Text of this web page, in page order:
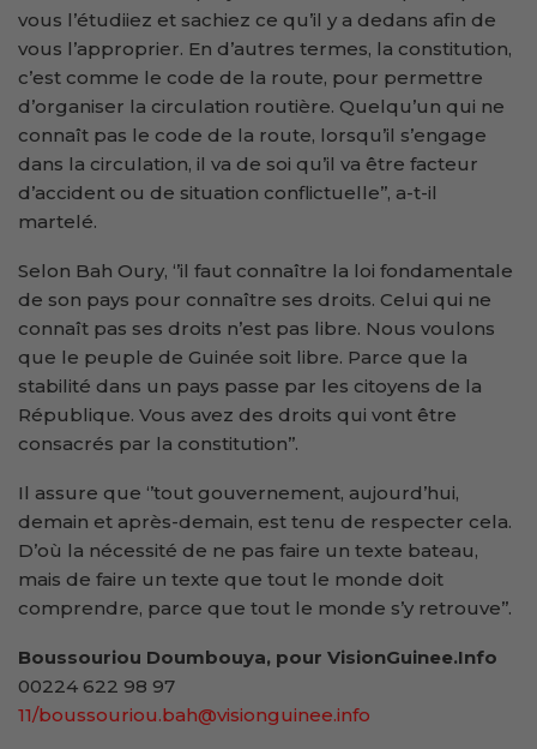
vous l’étudiiez et sachiez ce qu’il y a dedans afin de
vous l’approprier. En d’autres termes, la constitution,
c’est comme le code de la route, pour permettre
d’organiser la circulation routière. Quelqu’un qui ne
connaît pas le code de la route, lorsqu’il s’engage
dans la circulation, il va de soi qu’il va être facteur
d’accident ou de situation conflictuelle’’, a-t-il
martelé.
Selon Bah Oury, ‘’il faut connaître la loi fondamentale
de son pays pour connaître ses droits. Celui qui ne
connaît pas ses droits n’est pas libre. Nous voulons
que le peuple de Guinée soit libre. Parce que la
stabilité dans un pays passe par les citoyens de la
République. Vous avez des droits qui vont être
consacrés par la constitution’’.
Il assure que ‘’tout gouvernement, aujourd’hui,
demain et après-demain, est tenu de respecter cela.
D’où la nécessité de ne pas faire un texte bateau,
mais de faire un texte que tout le monde doit
comprendre, parce que tout le monde s’y retrouve’’.
Boussouriou Doumbouya, pour VisionGuinee.Info
00224 622 98 97
11/boussouriou.bah@visionguinee.info